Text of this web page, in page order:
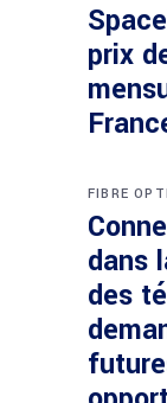
prix
FIBRE
dans
des